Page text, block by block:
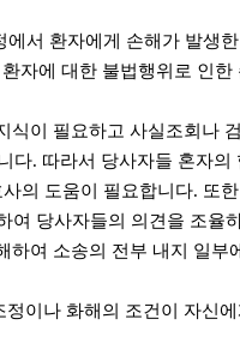
서 환자에게 손해가 발생
자에 대한 불법행위로 인한
이 필요하고 사실조회나
다. 따라서 당사자들 혼자의
의 도움이 필요합니다. 또한
여 당사자들의 의견을 조율
여 소송의 전부 내지 일부
이나 화해의 조건이 자신